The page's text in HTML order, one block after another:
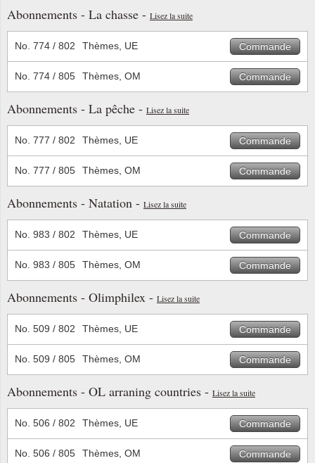
Abonnements - La chasse - Lisez la suite
No. 774 / 802 Thèmes, UE Commande
No. 774 / 805 Thèmes, OM Commande
Abonnements - La pêche - Lisez la suite
No. 777 / 802 Thèmes, UE Commande
No. 777 / 805 Thèmes, OM Commande
Abonnements - Natation - Lisez la suite
No. 983 / 802 Thèmes, UE Commande
No. 983 / 805 Thèmes, OM Commande
Abonnements - Olimphilex - Lisez la suite
No. 509 / 802 Thèmes, UE Commande
No. 509 / 805 Thèmes, OM Commande
Abonnements - OL arraning countries - Lisez la suite
No. 506 / 802 Thèmes, UE Commande
No. 506 / 805 Thèmes, OM Commande